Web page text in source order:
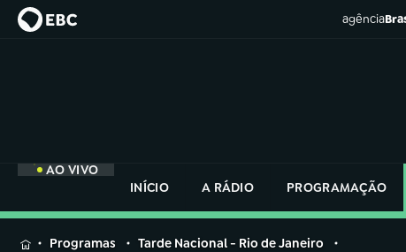
agência
AO VIVO
INÍCIO
A RÁDIO PROGRAMAÇÃO
MENUProgramas Tarde Nacional - Rio de Janeiro